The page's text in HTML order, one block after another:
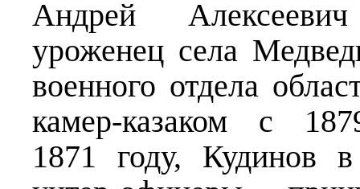
Андрей
уроженец села
военного отдела
камер-казаком с
1871 году, Кудинов